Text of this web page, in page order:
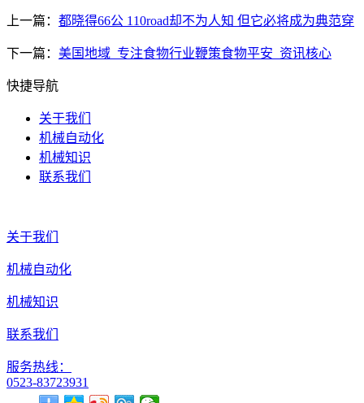
上一篇： 都晓得66公 110road却不为人知 但它必将成为典范穿
下一篇： 美国地域_专注食物行业鞭策食物平安_资讯核心
快捷导航
关于我们
机械自动化
机械知识
联系我们
关于我们
机械自动化
机械知识
联系我们
服务热线：
0523-83723931